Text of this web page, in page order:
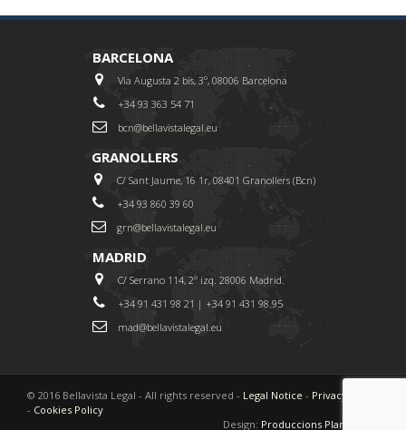
BARCELONA
Via Augusta 2 bis, 3º, 08006 Barcelona
+34 93 363 54 71
bcn@bellavistalegal.eu
GRANOLLERS
C/ Sant Jaume, 16 1r, 08401 Granollers (Bcn)
+34 93 860 39 60
grn@bellavistalegal.eu
MADRID
C/ Serrano 114, 2º izq. 28006 Madrid.
+34 91 431 98 21 | +34 91 431 98 95
mad@bellavistalegal.eu
© 2016 Bellavista Legal - All rights reserved - Legal Notice - Privacy Policy
- Cookies Policy
Design: Produccions Planetàries